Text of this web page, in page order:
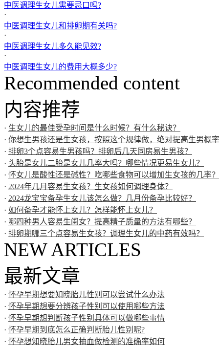
中医调理生女儿需要忌口吗?
·
中医调理生女儿和排卵期有关吗?
·
中医调理生女儿多久能见效?
·
中医调理生女儿的费用大概多少?
Recommended content
内容推荐
· 生女儿的最佳受孕时间是什么时候？有什么秘诀？
· 你想生男孩还是生女孩，按照这个规律做，绝对提高生男概率
· 排卵3个点容易生男孩吗？排卵后几天同房易生男孩？
· 头胎是女儿二胎是女儿几率大吗？哪些情况更易生女儿？
· 怀女儿是酸性还是碱性？吃哪些食物可以增加生女孩的几率？
· 2024年几月容易生女孩？生女孩如何调理身体？
· 2024龙宝宝备孕生女儿该怎么做？几月份备孕比较好？
· 如何备孕才能怀上女儿？怎样能怀上女儿？
· 哪四种男人容易生闺女？提高精子质量的方法有哪些？
· 排卵期哪三个点容易生女孩？调理生女儿的中药有效吗？
NEW ARTICLES
最新文章
· 怀孕早期想要知晓胎儿性别可以尝试什么办法
· 怀孕早期想要分辨孩子性别可以使用哪些方法
· 怀孕早期想判断孩子性别具体可以做哪些事情
· 怀孕早期到底怎么正确判断胎儿性别呢?
· 怀孕想知晓胎儿男女抽血做检测的准确率如何